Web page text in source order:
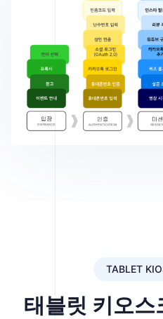
TABLET
태블릿 키오스